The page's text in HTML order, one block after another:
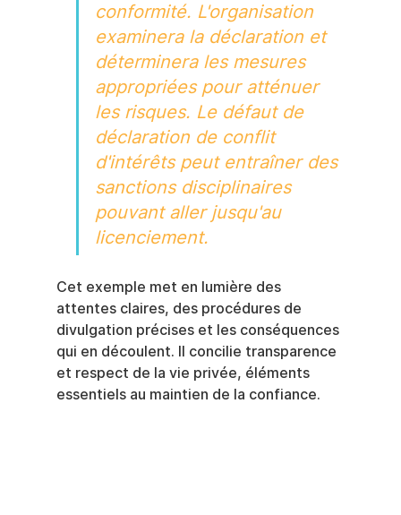
conformité. L'organisation
examinera la déclaration et
déterminera les mesures
appropriées pour atténuer
les risques. Le défaut de
déclaration de conflit
d'intérêts peut entraîner des
sanctions disciplinaires
pouvant aller jusqu'au
licenciement.
Cet exemple met en lumière des
attentes claires, des procédures de
divulgation précises et les conséquences
qui en découlent. Il concilie transparence
et respect de la vie privée, éléments
essentiels au maintien de la confiance.